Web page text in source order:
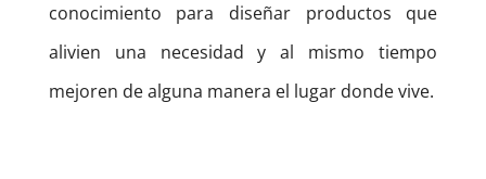
conocimiento para diseñar productos que
alivien una necesidad y al mismo tiempo
mejoren de alguna manera el lugar donde vive.